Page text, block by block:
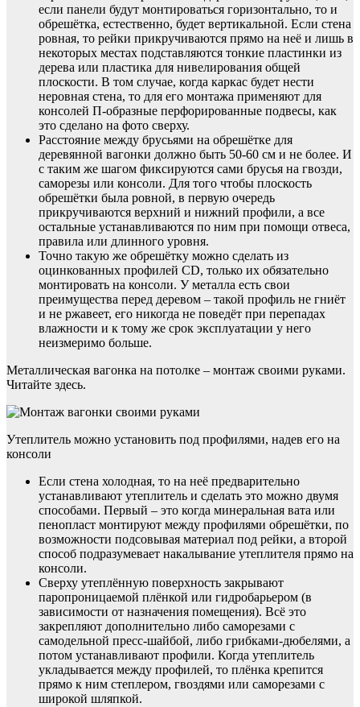
если панели будут монтироваться горизонтально, то и
обрешётка, естественно, будет вертикальной. Если стена
ровная, то рейки прикручиваются прямо на неё и лишь в
некоторых местах подставляются тонкие пластинки из
дерева или пластика для нивелирования общей
плоскости. В том случае, когда каркас будет нести
неровная стена, то для его монтажа применяют для
консолей П-образные перфорированные подвесы, как
это сделано на фото сверху.
Расстояние между брусьями на обрешётке для
деревянной вагонки должно быть 50-60 см и не более. И
с таким же шагом фиксируются сами брусья на гвозди,
саморезы или консоли. Для того чтобы плоскость
обрешётки была ровной, в первую очередь
прикручиваются верхний и нижний профили, а все
остальные устанавливаются по ним при помощи отвеса,
правила или длинного уровня.
Точно такую же обрешётку можно сделать из
оцинкованных профилей CD, только их обязательно
монтировать на консоли. У металла есть свои
преимущества перед деревом – такой профиль не гниёт
и не ржавеет, его никогда не поведёт при перепадах
влажности и к тому же срок эксплуатации у него
неизмеримо больше.
Металлическая вагонка на потолке – монтаж своими руками.
Читайте здесь.
Утеплитель можно установить под профилями, надев его на
консоли
Если стена холодная, то на неё предварительно
устанавливают утеплитель и сделать это можно двумя
способами. Первый – это когда минеральная вата или
пенопласт монтируют между профилями обрешётки, по
возможности подсовывая материал под рейки, а второй
способ подразумевает накалывание утеплителя прямо на
консоли.
Сверху утеплённую поверхность закрывают
паропроницаемой плёнкой или гидробарьером (в
зависимости от назначения помещения). Всё это
закрепляют дополнительно либо саморезами с
самодельной пресс-шайбой, либо грибками-дюбелями, а
потом устанавливают профили. Когда утеплитель
укладывается между профилей, то плёнка крепится
прямо к ним степлером, гвоздями или саморезами с
широкой шляпкой.